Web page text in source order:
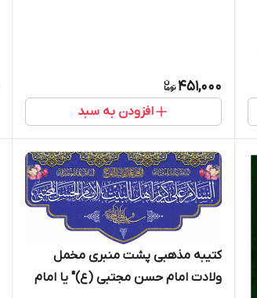
451,000
افزودن به سبد
کتیبه مذهبی پشت منبری مخمل
ولادت امام حسن مجتبی (ع)" یا امام